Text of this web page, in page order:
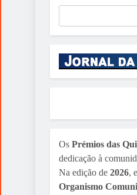
Os Prémios das
dedicação à
Na edição de 2026,
Organismo